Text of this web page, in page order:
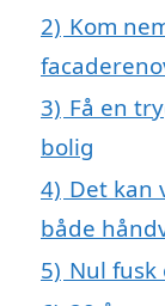
2) Kom
3) Få en
bolig
4) Det kan
både
5) Nul